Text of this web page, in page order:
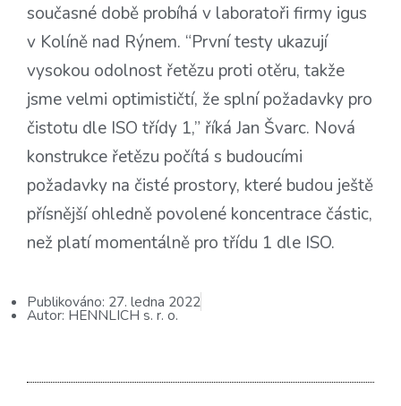
současné době probíhá v laboratoři firmy igus
v Kolíně nad Rýnem. “První testy ukazují
vysokou odolnost řetězu proti otěru, takže
jsme velmi optimističtí, že splní požadavky pro
čistotu dle ISO třídy 1,” říká Jan Švarc. Nová
konstrukce řetězu počítá s budoucími
požadavky na čisté prostory, které budou ještě
přísnější ohledně povolené koncentrace částic,
než platí momentálně pro třídu 1 dle ISO.
Publikováno: 27. ledna 2022
Autor: HENNLICH s. r. o.